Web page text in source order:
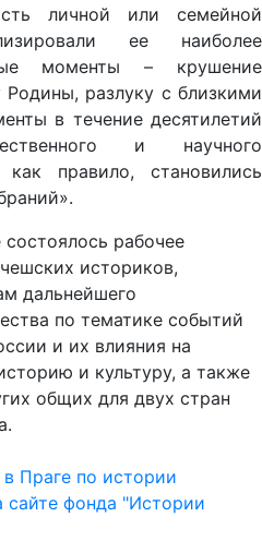
личной или семейной
ее наиболее
моменты – крушение
разлуку с близкими
в течение десятилетий
и научного
правило, становились
рабочее
историков,
дальнейшего
по тематике событий
и их влияния на
и культуру, а также
общих для двух стран
Праге по истории
сайте фонда "Истории